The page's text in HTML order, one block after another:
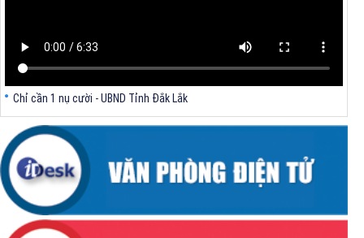
Chỉ cần 1 nụ cười - UBND Tỉnh Đắk Lắk